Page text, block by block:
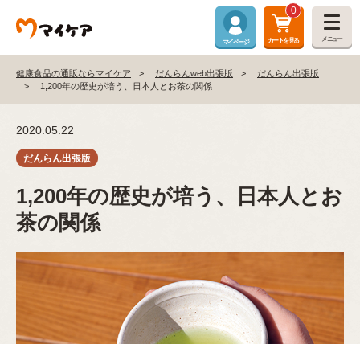
マイページ
0
カートを見る メニュー
健康食品の通販ならマイケア だんらんweb出張版
だんらん出張版
1,200年の歴史が培う、日本人とお茶の関係
2020.05.22
1,200年の歴史が培う、日本人とお
茶の関係